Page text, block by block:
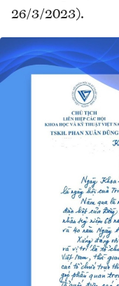
26/3/2023).